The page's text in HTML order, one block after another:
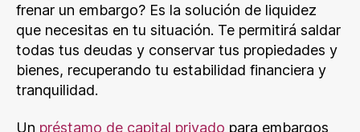
frenar un embargo? Es la solución de liquidez
que necesitas en tu situación. Te permitirá saldar
todas tus deudas y conservar tus propiedades y
bienes, recuperando tu estabilidad financiera y
tranquilidad.
Un préstamo de capital privado para embargos